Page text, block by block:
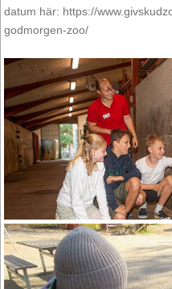
datum här: https://
godmorgen-zoo/